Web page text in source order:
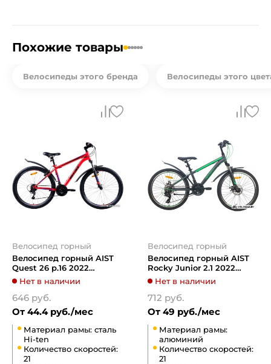
Похожие товары
Велосипеды этого бренда Велосипеды этого
Велосипед горный
Велосипед горный AIST
Quest 26 р.16 2022
(красный/синий)
Нет в наличии
646 руб.
От 44.4 руб./мес
Материал рамы: сталь
Hi-ten
Количество скоростей:
21
Велосипед горный
Велосипед горный AIST
Rocky Junior 2.1 2022
(серый)
Нет в наличии
712 руб.
От 49 руб./мес
Материал рамы:
алюминий
Количество скоростей:
21